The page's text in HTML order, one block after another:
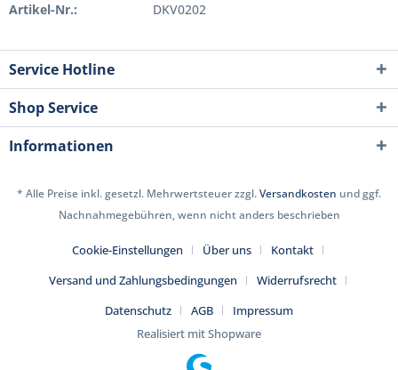
Artikel-Nr.: DKV0202
Service Hotline
Shop Service
Informationen
* Alle Preise inkl. gesetzl. Mehrwertsteuer zzgl.Versandkosten und ggf.
Nachnahmegebühren, wenn nicht anders beschrieben
Cookie-Einstellungen Über uns
Kontakt
Versand und Zahlungsbedingungen
Widerrufsrecht
Datenschutz
AGB
Impressum
Realisiert mit Shopware